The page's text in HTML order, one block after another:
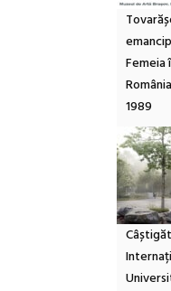
Femeia
1989